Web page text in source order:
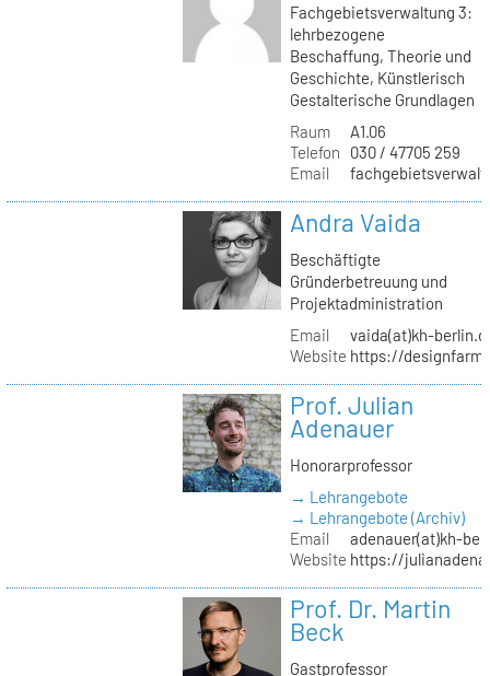
Fachgebietsverwaltung 3:
lehrbezogene
Beschaffung, Theorie und
Geschichte, Künstlerisch
Gestalterische Grundlagen
Raum
A1.06
Telefon
030 / 47705 259
Email
Andra Vaida
Beschäftigte
Gründerbetreuung und
Projektadministration
Email
vaida(at)kh-
Website https://
Prof. Julian
Adenauer
Honorarprofessor
→ Lehrangebote
→ Lehrangebote (Archiv)
Email
adenauer(at)kh-
Website https://
Prof. Dr. Martin
Beck
Gastprofessor